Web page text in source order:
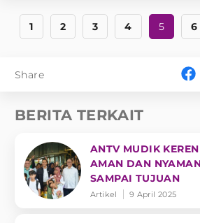
1 2 3 4 5 6
Share
BERITA TERKAIT
ANTV MUDIK
AMAN DAN
SAMPAI TUJUAN
Artikel 9 April 2025